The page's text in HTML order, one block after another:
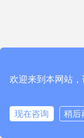
欢迎来到本网站
现在咨询 稍后